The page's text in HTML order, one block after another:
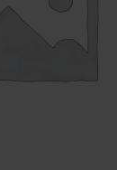
Kontakt
Kontakt